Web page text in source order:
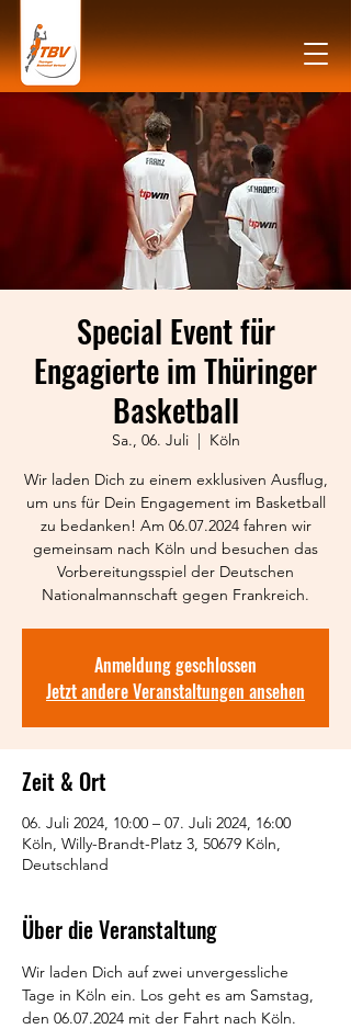
Special Event für
Engagierte im Thüringer
Basketball
Sa., 06. Juli
  |
Köln
Wir laden Dich zu einem exklusiven Ausflug,
um uns für Dein Engagement im Basketball
zu bedanken! Am 06.07.2024 fahren wir
gemeinsam nach Köln und besuchen das
Vorbereitungsspiel der Deutschen
Nationalmannschaft gegen Frankreich.
Anmeldung geschlossen
Jetzt andere Veranstaltungen ansehen
Zeit & Ort
06. Juli 2024, 10:00 – 07. Juli 2024, 16:00
Köln, Willy-Brandt-Platz 3, 50679 Köln,
Deutschland
Über die Veranstaltung
Wir laden Dich auf zwei unvergessliche
Tage in Köln ein. Los geht es am Samstag,
den 06.07.2024 mit der Fahrt nach Köln.